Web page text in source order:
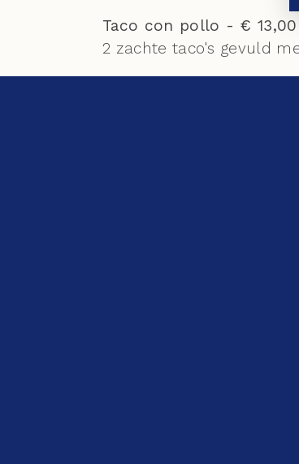
Taco con pollo - € 13,00
2 zachte taco's gevuld